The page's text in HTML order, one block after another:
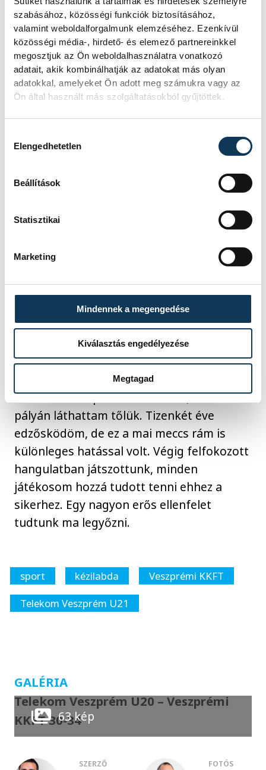
szabásához, közösségi funkciók biztosításához,
valamint weboldalforgalmunk elemzéséhez. Ezenkívül
közösségi média-, hirdető- és elemező partnereinkkel
megosztjuk az Ön weboldalhasználatra vonatkozó
adatait, akik kombinálhatják az adatokat más olyan
adatokkal, amelyeket Ön adott meg számukra vagy az
Ön által használt más szolgáltatásokból gyűjtöttek.
Elengedhetetlen
Beállítások
Statisztikai
Marketing
Mindennek a megengedése
Kiválasztás engedélyezése
Megtagad
6, Éles B. 10 (3), Bugyáki 1, Bartha 6, Hári 6.
Csere:Csíki (kapus), Melnyik, Bendicsek,
Tóth M., Kreisz, Szmetán 2, Heiczinger,
Árpási 3, Kovács Gy.Vezetőedző:Vágó
Attila.
Kiállítások:14, ill. 16 perc.
Hétméteresek:6/3, ill. 3/3.
Gulyás István:
kézilabdáztunk ma mind támadásban,
mind védekezésben, s a kapuban is
játékosomat tudnám dicsérni, ők színt
vittek a fásult képet mutató játékunkba.
Nem tudom miért, de ma bármihez
nyúltunk, az nem akart összejönni.
– Gratulálok a csapatomnak
azért a hatvanperces küzdésért, ami ma a
pályán láthattam tőlük. Tizenkét éve
edzősködöm, de ez a mai meccs rám is
különleges hatással volt. Végig felfokozott
hangulatban játszottunk, minden
játékosom hozzá tudott tenni ehhez a
sikerhez. Egy nagyon erős ellenfelet
tudtunk ma legyőzni.
sport kézilabda
Veszprémi KKFT
Telekom Veszprém U21
GALÉRIA
Telekom Veszprém U20 – Veszprémi
KKFT 30-34
63 kép
SZERZŐ FOTÓS